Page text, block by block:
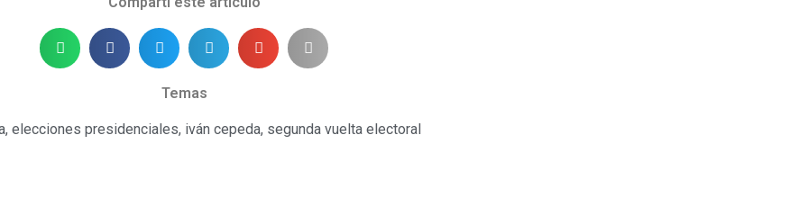
Temas
, elecciones presidenciales, iván cepeda, segunda vuelta electoral